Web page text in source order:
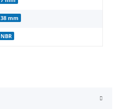
38 mm
NBR